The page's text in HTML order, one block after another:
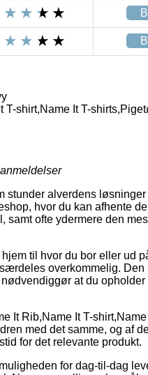
T-shirt,Name It T-
anmeldelser
stunder alverdens
hvor du kan afhente
ofte ydermere den
til hvor du bor eller ud
overkommelig. Den
at du
It Rib,Name It T-
med det samme, og af
for det relevante produkt.
for dag-til-dag